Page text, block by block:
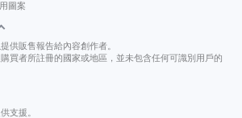
圖案
供販售報告給內容創作者。
買者所註冊的國家或地區，並未包含任何可識別用戶的
支援。